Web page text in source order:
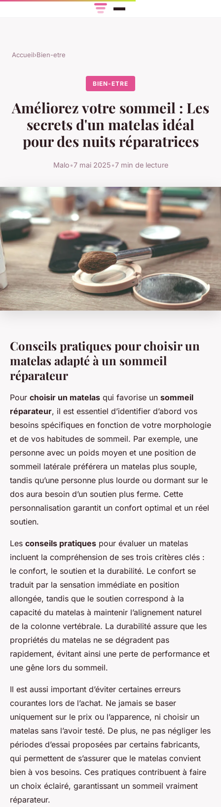
Accueil›Bien-etre
BIEN-ETRE
Améliorez votre sommeil : Les
secrets d'un matelas idéal
pour des nuits réparatrices
Malo•7 mai 2025•7 min de lecture
Conseils pratiques pour choisir un
matelas adapté à un sommeil
réparateur
Pour choisir un matelas qui favorise un sommeil
réparateur, il est essentiel d’identifier d’abord vos
besoins spécifiques en fonction de votre morphologie
et de vos habitudes de sommeil. Par exemple, une
personne avec un poids moyen et une position de
sommeil latérale préférera un matelas plus souple,
tandis qu’une personne plus lourde ou dormant sur le
dos aura besoin d’un soutien plus ferme. Cette
personnalisation garantit un confort optimal et un réel
soutien.
Les conseils pratiques pour évaluer un matelas
incluent la compréhension de ses trois critères clés :
le confort, le soutien et la durabilité. Le confort se
traduit par la sensation immédiate en position
allongée, tandis que le soutien correspond à la
capacité du matelas à maintenir l’alignement naturel
de la colonne vertébrale. La durabilité assure que les
propriétés du matelas ne se dégradent pas
rapidement, évitant ainsi une perte de performance et
une gêne lors du sommeil.
Il est aussi important d’éviter certaines erreurs
courantes lors de l’achat. Ne jamais se baser
uniquement sur le prix ou l’apparence, ni choisir un
matelas sans l’avoir testé. De plus, ne pas négliger les
périodes d’essai proposées par certains fabricants,
qui permettent de s’assurer que le matelas convient
bien à vos besoins. Ces pratiques contribuent à faire
un choix éclairé, garantissant un sommeil vraiment
réparateur.